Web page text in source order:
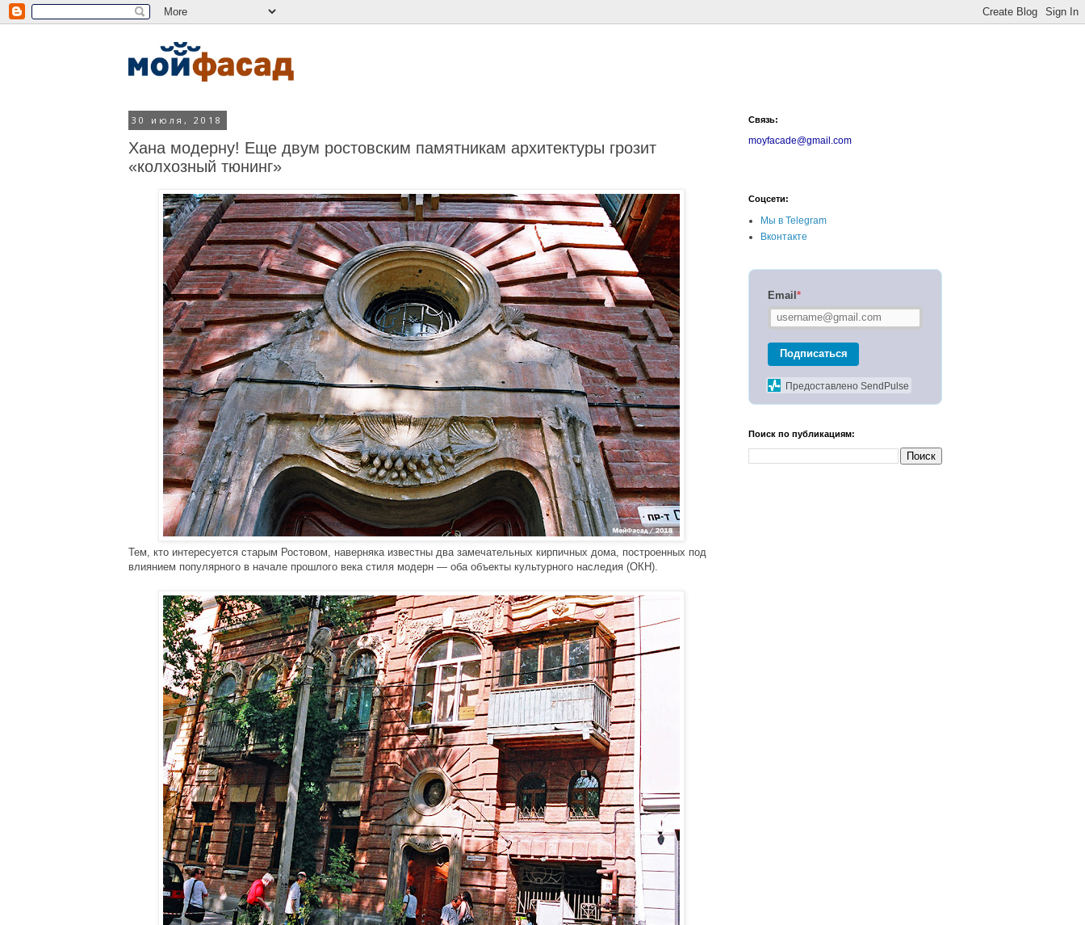
30 июля, 2018
Хана модерну! Еще двум ростовским памятникам архитектуры грозит
«колхозный тюнинг»
Тем, кто интересуется старым Ростовом, наверняка известны два замечательных кирпичных дома, построенных под
влиянием популярного в начале прошлого века стиля модерн — оба объекты культурного наследия (ОКН).
Связь:
moyfacade@gmail.com
Соцсети:
Мы в Telegram
Вконтакте
Email*
Подписаться
Предоставлено SendPulse
Поиск по публикациям: